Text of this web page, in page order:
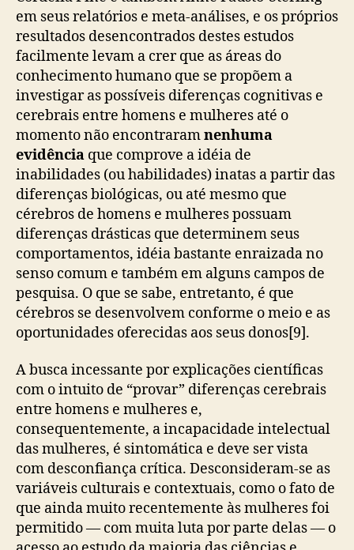
em seus relatórios e meta-análises, e os próprios
resultados desencontrados destes estudos
facilmente levam a crer que as áreas do
conhecimento humano que se propõem a
investigar as possíveis diferenças cognitivas e
cerebrais entre homens e mulheres até o
momento não encontraramnenhuma
evidência que comprove a idéia de
inabilidades (ou habilidades) inatas a partir das
diferenças biológicas, ou até mesmo que
cérebros de homens e mulheres possuam
diferenças drásticas que determinem seus
comportamentos, idéia bastante enraizada no
senso comum e também em alguns campos de
pesquisa. O que se sabe, entretanto, é que
cérebros se desenvolvem conforme o meio e as
oportunidades oferecidas aos seus donos[9].
A busca incessante por explicações científicas
com o intuito de “provar” diferenças cerebrais
entre homens e mulheres e,
consequentemente, a incapacidade intelectual
das mulheres, é sintomática e deve ser vista
com desconfiança crítica. Desconsideram-se as
variáveis culturais e contextuais, como o fato de
que ainda muito recentemente às mulheres foi
permitido — com muita luta por parte delas — o